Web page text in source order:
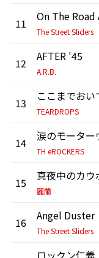
11 On The Road
The Street Sliders
12 AFTER '45
A.R.B.
13 ここまでおい
TEARDROPS
14 涙のモーター
TH eROCKERS
15 真夜中のカウ
麗蘭
16 Angel Duster
The Street Sliders
ロックン仁義